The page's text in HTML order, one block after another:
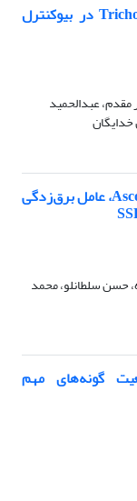
کارایی سویه‌های بومی Trichoderma harzianum در بیوکنترل
عبدالحمید
بررسی تنوع ژنتیکی جدایه‌های Ascochyta rabiei، عامل برق‌زدگی
حسن سلطانلو، محمد
گونه‌های مهم